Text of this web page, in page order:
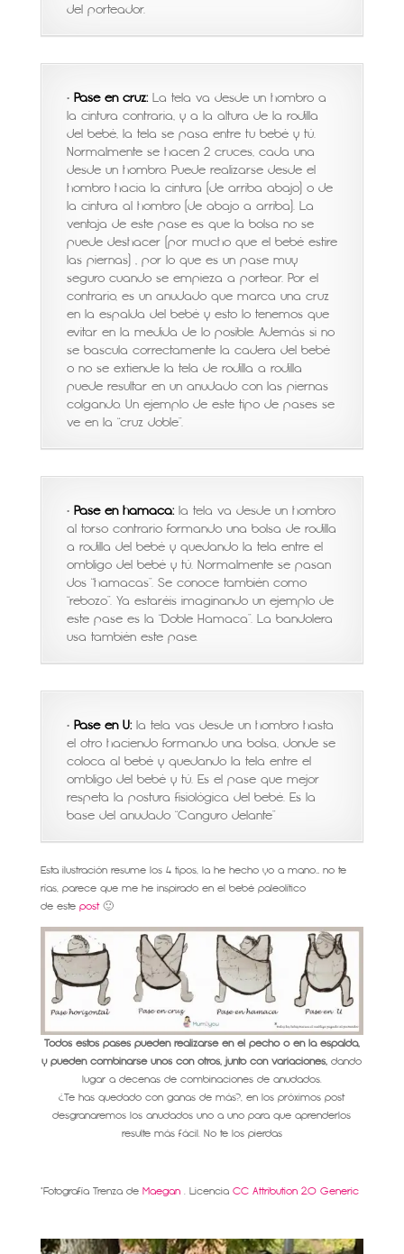
del porteador.
• Pase en cruz:La tela va desde un hombro a
la cintura contraria, y a la altura de la rodilla
del bebé, la tela se pasa entre tu bebé y tú.
Normalmente se hacen 2 cruces, cada una
desde un hombro. Puede realizarse desde el
hombro hacia la cintura (de arriba abajo) o de
la cintura al hombro (de abajo a arriba). La
ventaja de este pase es que la bolsa no se
puede deshacer (por mucho que el bebé estire
las piernas) , por lo que es un pase muy
seguro cuando se empieza a portear. Por el
contrario, es un anudado que marca una cruz
en la espalda del bebé y esto lo tenemos que
evitar en la medida de lo posible. Además si no
se bascula correctamente la cadera del bebé
o no se extiende la tela de rodilla a rodilla
puede resultar en un anudado con las piernas
colgando. Un ejemplo de este tipo de pases se
ve en la “cruz doble”.
• Pase en hamaca:la tela va desde un hombro
al torso contrario formando una bolsa de rodilla
a rodilla del bebé y quedando la tela entre el
ombligo del bebé y tú. Normalmente se pasan
dos “hamacas”. Se conoce también como
“rebozo”. Ya estaréis imaginando un ejemplo de
este pase es la “Doble Hamaca”. La bandolera
usa también este pase.
• Pase en U:la tela vas desde un hombro hasta
el otro haciendo formando una bolsa, donde se
coloca al bebé y quedando la tela entre el
ombligo del bebé y tú. Es el pase que mejor
respeta la postura fisiológica del bebé. Es la
base del anudado “Canguro delante”
Esta ilustración resume los 4 tipos, la he hecho yo a mano… no te
rías, parece que me he inspirado en el bebé paleolítico
de este post🙂
Todos estos pases pueden realizarse en el pecho o en la espalda,
y pueden combinarse unos con otros, junto con variaciones, dando
lugar a decenas de combinaciones de anudados.
¿Te has quedado con ganas de más?, en los próximos post
desgranaremos los anudados uno a uno para que aprenderlos
resulte más fácil. No te los pierdas
*Fotografía Trenza deMaegan. LicenciaCC Attribution 2.0 Generic